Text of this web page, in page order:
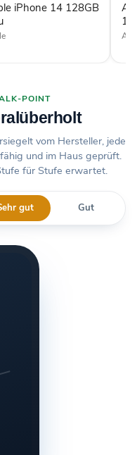
iPhone 14 128GB
POINT
vom Hersteller, jede
und im Haus geprüft.
für Stufe erwartet.
gut Gut